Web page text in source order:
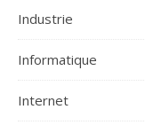
Industrie
Informatique
Internet